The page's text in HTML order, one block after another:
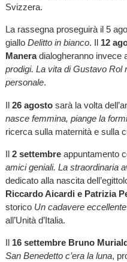
Svizzera.
La rassegna proseguirà il 5
giallo Delitto in bianco. Il 12
Maneradialogheranno invece
prodigi. La vita di Gustavo Rol
personale.
Il 26 agostosarà la volta
nasce femmina, piange la
ricerca sulla maternità e sulla
Il 2 settembreappuntamento
amici geniali. La straordinaria
dedicato alla nascita
Riccardo Aicardi e Patrizia
storico Un cadavere eccellente
all’Unità d’Italia.
Il 16 settembre Bruno
San Benedetto c’era la luna,